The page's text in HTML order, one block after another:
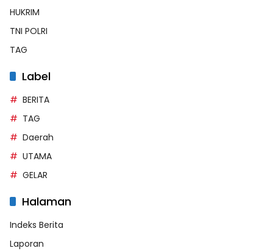
HUKRIM
TNI POLRI
TAG
Label
BERITA
TAG
Daerah
UTAMA
GELAR
Halaman
Indeks Berita
Laporan